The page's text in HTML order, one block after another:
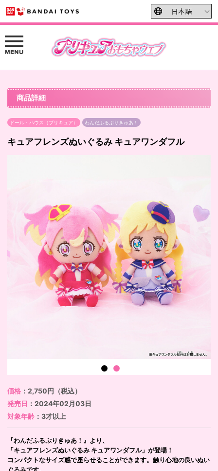
商品詳細
ドール・ハウス（プリキュア） わんだふるぷりきゅあ！
キュアフレンズぬいぐるみ キュアワンダフル
価格 ：2,750円（税込）
発売日 ：2024年02月03日
対象年齢 ：3才以上
『わんだふるぷりきゅあ！』より、
「キュアフレンズぬいぐるみ キュアワンダフル」が登場！
コンパクトなサイズ感で座らせることができます。触り心地の良いぬい